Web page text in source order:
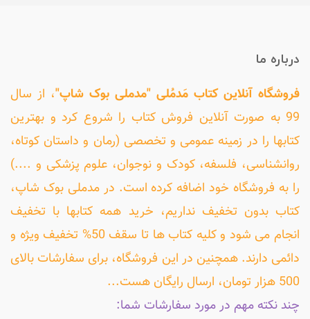
درباره ما
فروشگاه آنلاین کتاب مَدمُلی "مدملی بوک شاپ"، از سال
99 به صورت آنلاین فروش کتاب را شروع کرد و بهترین
کتابها را در زمینه عمومی و تخصصی (رمان و داستان کوتاه،
روانشناسی، فلسفه، کودک و نوجوان، علوم پزشکی و ....)
را به فروشگاه خود اضافه کرده است. در مدملی بوک شاپ،
کتاب بدون تخفیف نداریم، خرید همه کتابها با تخفیف
انجام می شود و کلیه کتاب ها تا سقف 50% تخفیف ویژه و
دائمی دارند. همچنین در این فروشگاه، برای سفارشات بالای
500 هزار تومان، ارسال رایگان هست...
چند نکته مهم در مورد سفارشات شما: